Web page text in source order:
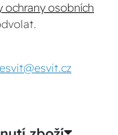
ochrany osobních
esvit@esvit.cz